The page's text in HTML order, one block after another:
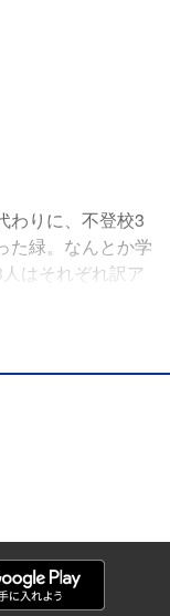
わりに、不登校3
た緑。なんとか学
はそれぞれ訳ア
キ♡スクールデ